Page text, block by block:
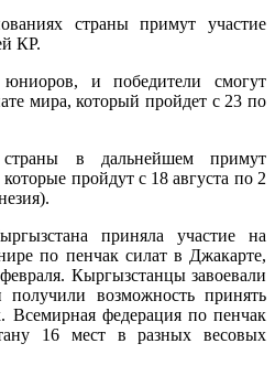
страны примут участие
КР.
и победители смогут
мира, который пройдет с 23 по
страны в дальнейшем примут
пройдут с 18 августа по 2
приняла участие на
по пенчак силат в Джакарте,
Кыргызстанцы завоевали
возможность принять
Всемирная федерация по пенчак
16 мест в разных весовых